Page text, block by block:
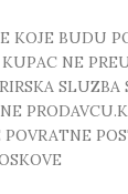
KOJE BUDU
NE
SLUZBA
POVRATNE